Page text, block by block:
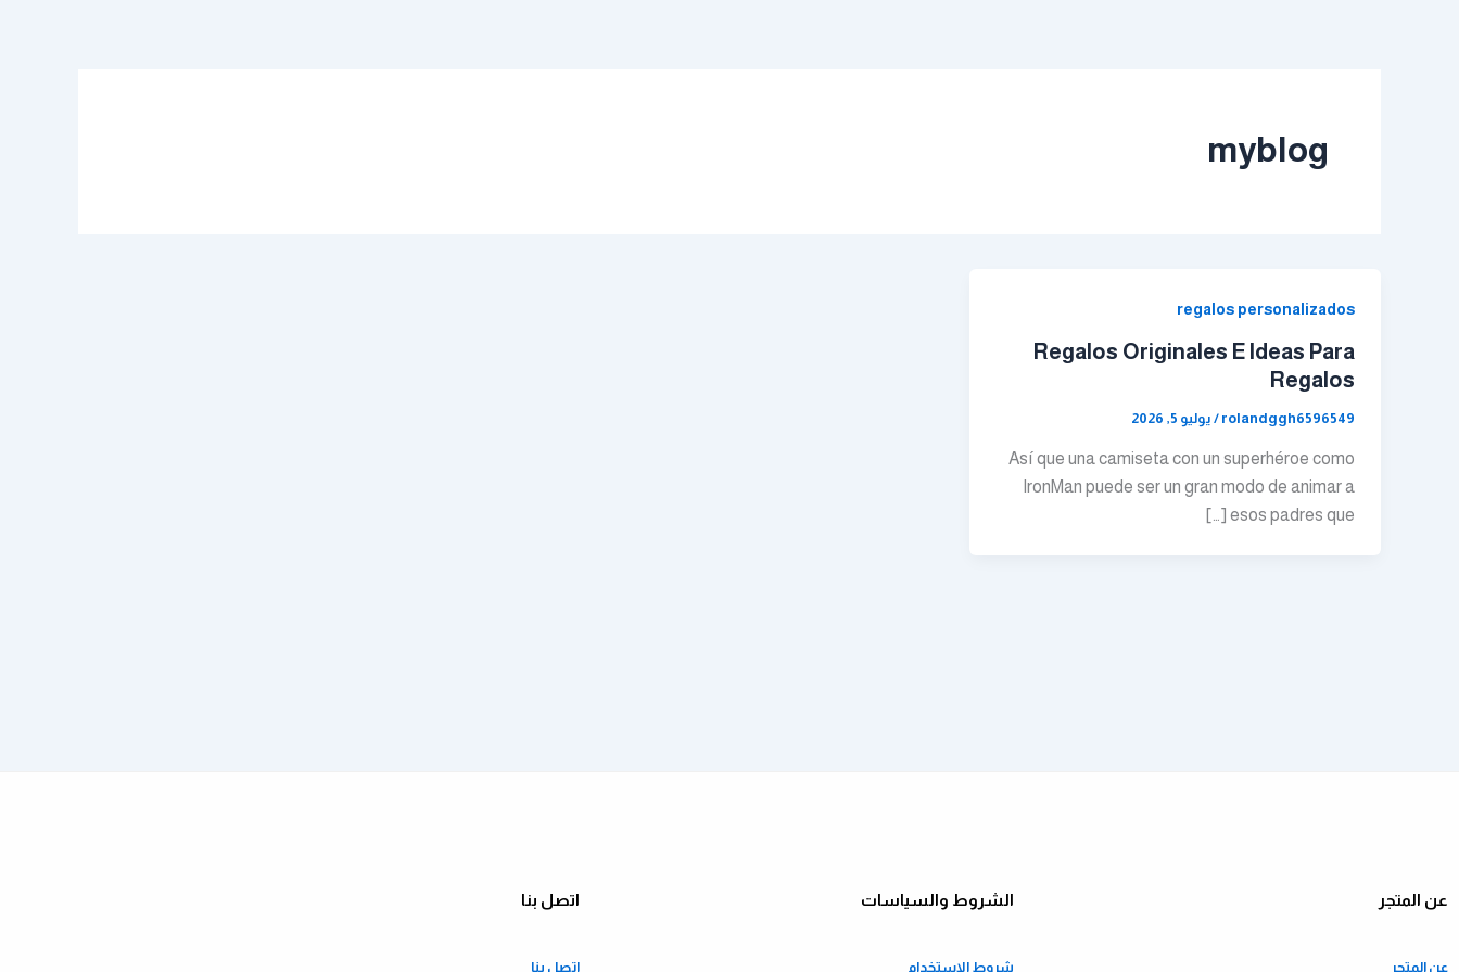
myblog
regalos personalizados
Regalos Originales E Ideas Para
Regalos
rolandggh6596549
/ يوليو 5, 2026
Así que una camiseta con un superhéroe como
IronMan puede ser un gran modo de animar a
esos padres que […]
عن المتجر
عن المتجر
الشروط والسياسات
شروط الاستخدام
اتصل بنا
اتصل بنا